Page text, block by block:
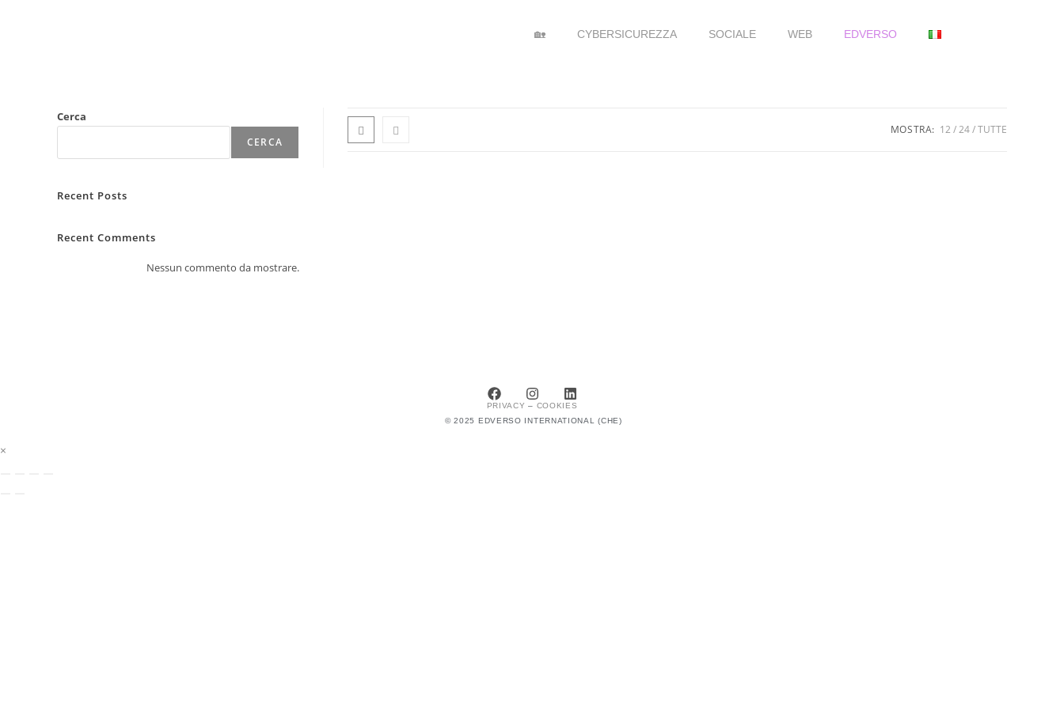
🏡 CYBERSICUREZZA SOCIALE WEB EDVERSO
MOSTRA: 12 24 TUTTE
Cerca
CERCA
Recent Posts
Recent Comments
Nessun commento da mostrare.
PRIVACY – COOKIES
© 2025 EDVERSO INTERNATIONAL (CHE)
×